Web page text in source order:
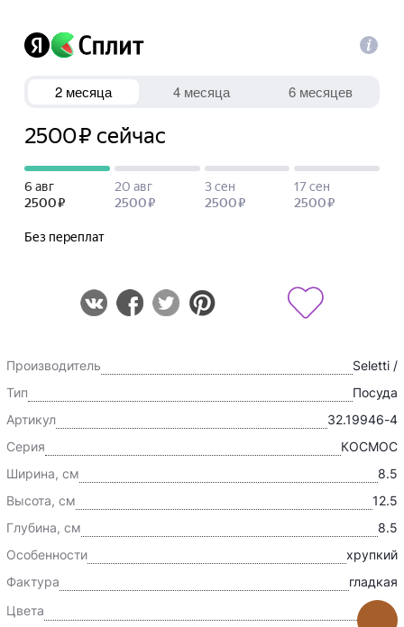
Производитель
Seletti /
Тип
Посуда
Артикул
32.19946-4
Серия
КОСМОС
Ширина, см
8.5
Высота, см
12.5
Глубина, см
8.5
Особенности
хрупкий
Фактура
гладкая
Цвета